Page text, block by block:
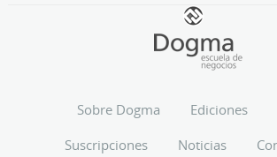
Sobre Dogma Ediciones
Suscripciones
Noticias